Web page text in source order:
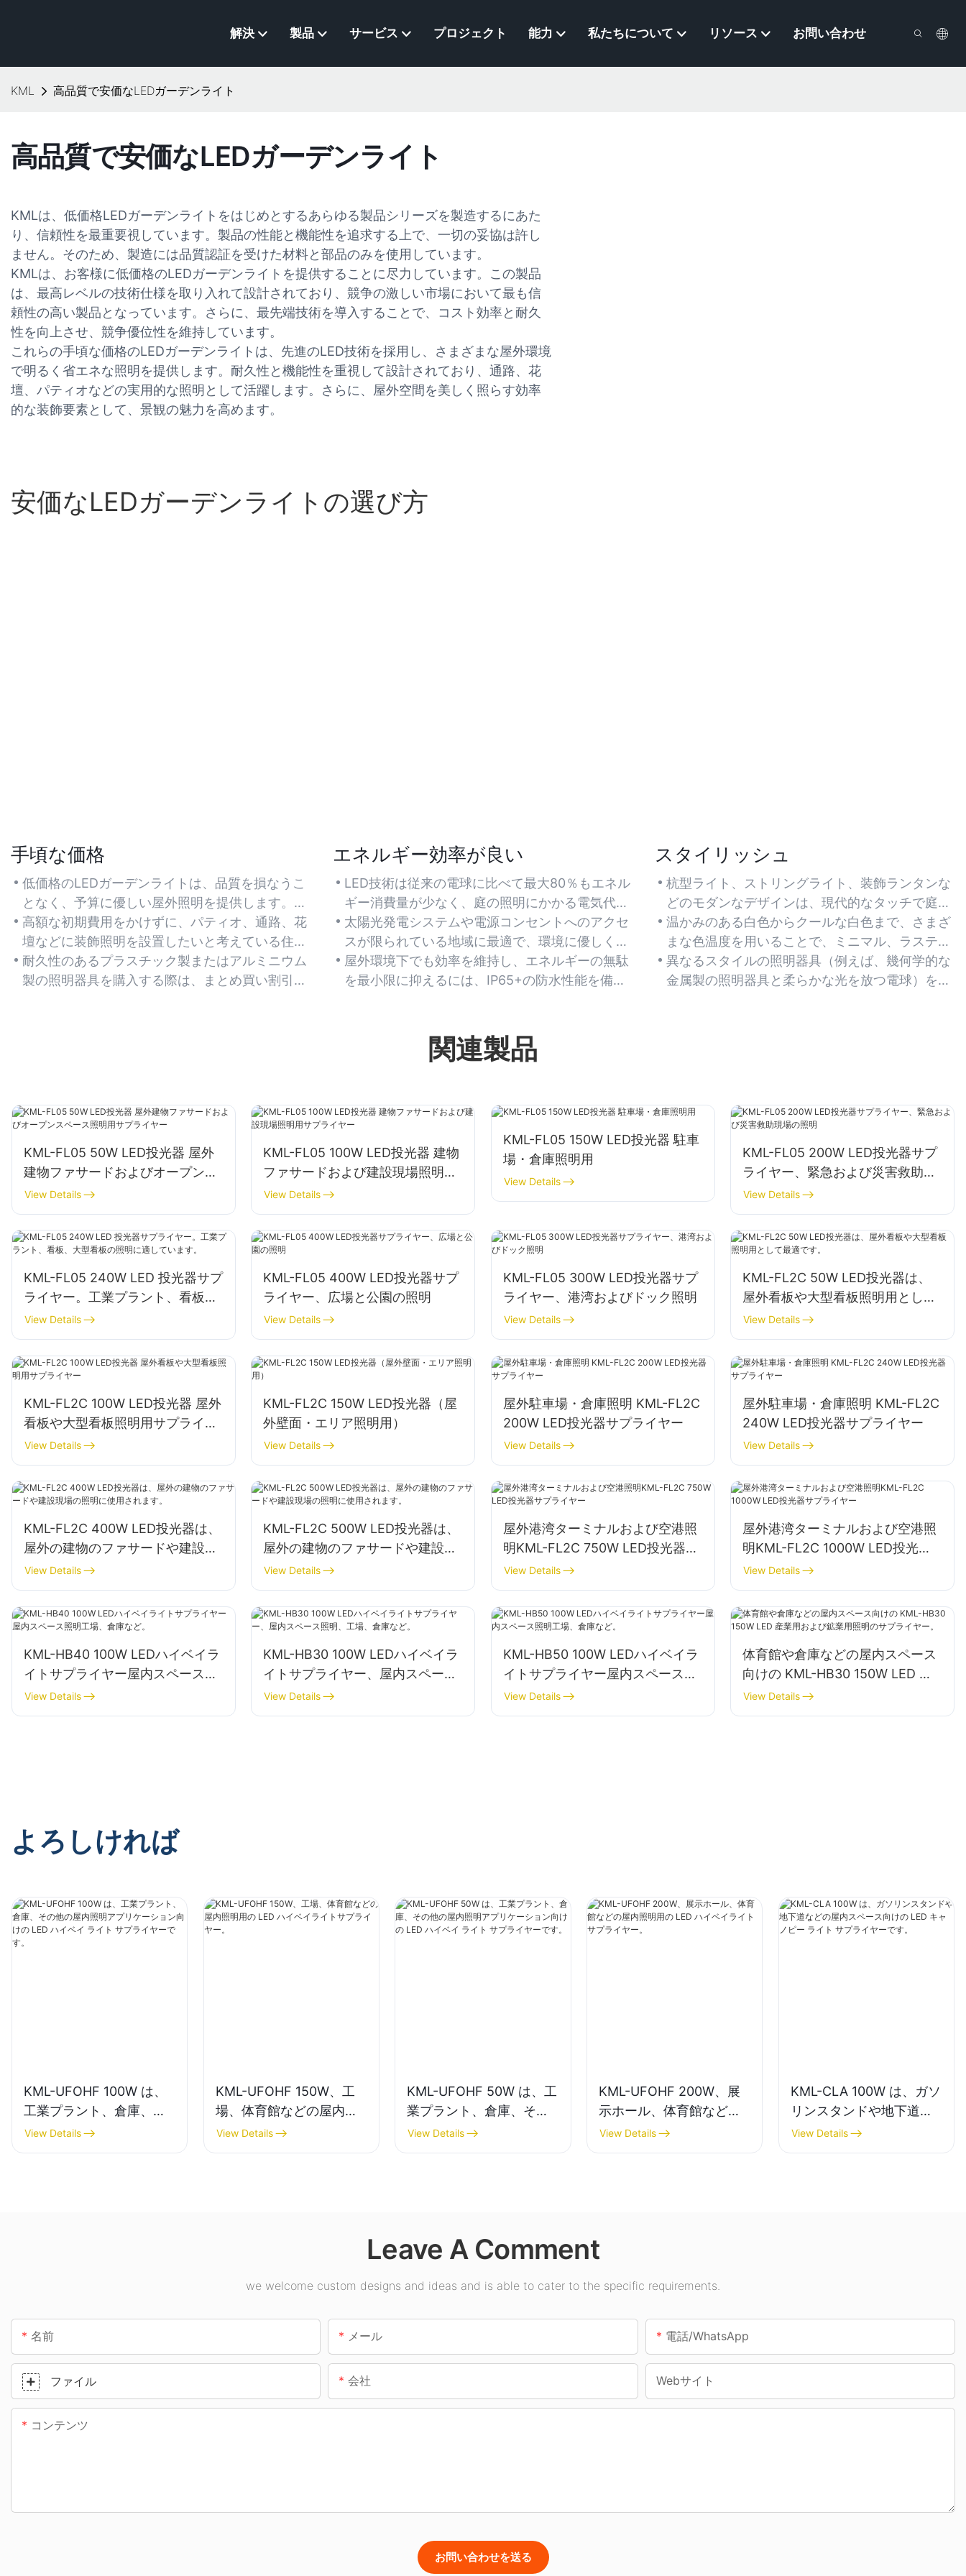
解決 製品 サービス プロジェクト 能力 私たちについて リソース お問い合わせ
KML 高品質で安価なLEDガーデンライト
高品質で安価なLEDガーデンライト
KMLは、低価格LEDガーデンライトをはじめとするあらゆる製品シリーズを製造するにあた
り、信頼性を最重要視しています。製品の性能と機能性を追求する上で、一切の妥協は許し
ません。そのため、製造には品質認証を受けた材料と部品のみを使用しています。
KMLは、お客様に低価格のLEDガーデンライトを提供することに尽力しています。この製品
は、最高レベルの技術仕様を取り入れて設計されており、競争の激しい市場において最も信
頼性の高い製品となっています。さらに、最先端技術を導入することで、コスト効率と耐久
性を向上させ、競争優位性を維持しています。
これらの手頃な価格のLEDガーデンライトは、先進のLED技術を採用し、さまざまな屋外環境
で明るく省エネな照明を提供します。耐久性と機能性を重視して設計されており、通路、花
壇、パティオなどの実用的な照明として活躍します。さらに、屋外空間を美しく照らす効率
的な装飾要素として、景観の魅力を高めます。
安価なLEDガーデンライトの選び方
手頃な価格
低価格のLEDガーデンライトは、品質を損なうこ
となく、予算に優しい屋外照明を提供します。コ
スト効率が重要な大規模な庭園に最適です。
高額な初期費用をかけずに、パティオ、通路、花
壇などに装飾照明を設置したいと考えている住宅
所有者に最適です。
耐久性のあるプラスチック製またはアルミニウム
製の照明器具を購入する際は、まとめ買い割引や
エネルギー効率が良い
LED技術は従来の電球に比べて最大80％もエネル
ギー消費量が少なく、庭の照明にかかる電気代を
削減できます。
太陽光発電システムや電源コンセントへのアクセ
スが限られている地域に最適で、環境に優しく低
コストな運用を実現します。
屋外環境下でも効率を維持し、エネルギーの無駄
を最小限に抑えるには、IP65+の防水性能を備え
スタイリッシュ
杭型ライト、ストリングライト、装飾ランタンな
どのモダンなデザインは、現代的なタッチで庭の
美観を高めます。
温かみのある白色からクールな白色まで、さまざ
まな色温度を用いることで、ミニマル、ラスティ
ック、またはトロピカルな雰囲気の庭園に心地よ
い雰囲気を作り出すのに最適です。
異なるスタイルの照明器具（例えば、幾何学的な
金属製の照明器具と柔らかな光を放つ電球）を組
関連製品
KML-FL05 50W LED投光器 屋外
建物ファサードおよびオープンス
ペース照明用サプライヤー
View Details
KML-FL05 100W LED投光器 建物
ファサードおよび建設現場照明用
サプライヤー
View Details
KML-FL05 150W LED投光器 駐車
場・倉庫照明用
View Details
KML-FL05 200W LED投光器サプ
ライヤー、緊急および災害救助現
場の照明
View Details
KML-FL05 240W LED 投光器サプ
ライヤー。工業プラント、看板、
大型看板の照明に適しています。
View Details
KML-FL05 400W LED投光器サプ
ライヤー、広場と公園の照明
View Details
KML-FL05 300W LED投光器サプ
ライヤー、港湾およびドック照明
View Details
KML-FL2C 50W LED投光器は、
屋外看板や大型看板照明用として
最適です。
View Details
KML-FL2C 100W LED投光器 屋外
看板や大型看板照明用サプライヤ
ー
View Details
KML-FL2C 150W LED投光器（屋
外壁面・エリア照明用）
View Details
屋外駐車場・倉庫照明 KML-FL2C
200W LED投光器サプライヤー
View Details
屋外駐車場・倉庫照明 KML-FL2C
240W LED投光器サプライヤー
View Details
KML-FL2C 400W LED投光器は、
屋外の建物のファサードや建設現
場の照明に使用されます。
View Details
KML-FL2C 500W LED投光器は、
屋外の建物のファサードや建設現
場の照明に使用されます。
View Details
屋外港湾ターミナルおよび空港照
明KML-FL2C 750W LED投光器サ
プライヤー
View Details
屋外港湾ターミナルおよび空港照
明KML-FL2C 1000W LED投光器
サプライヤー
View Details
KML-HB40 100W LEDハイベイラ
イトサプライヤー屋内スペース照
明工場、倉庫など。
View Details
KML-HB30 100W LEDハイベイラ
イトサプライヤー、屋内スペース
照明、工場、倉庫など。
View Details
KML-HB50 100W LEDハイベイラ
イトサプライヤー屋内スペース照
明工場、倉庫など。
View Details
体育館や倉庫などの屋内スペース
向けの KML-HB30 150W LED 産
業用および鉱業用照明のサプライ
ヤー。
View Details
よろしければ
KML-UFOHF 100W は、
工業プラント、倉庫、そ
の他の屋内照明アプリケ
ーション向けの LED ハイ
View Details
KML-UFOHF 150W、工
場、体育館などの屋内照
明用の LED ハイベイライ
トサプライヤー。
View Details
KML-UFOHF 50W は、工
業プラント、倉庫、その
他の屋内照明アプリケー
ション向けの LED ハイベ
View Details
KML-UFOHF 200W、展
示ホール、体育館などの
屋内照明用の LED ハイベ
イライトサプライヤー。
View Details
KML-CLA 100W は、ガソ
リンスタンドや地下道な
どの屋内スペース向けの
LED キャノピー ライト サ
View Details
Leave A Comment
we welcome custom designs and ideas and is able to cater to the specific requirements.
名前 メール 電話/WhatsApp
ファイル 会社 Webサイト
コンテンツ
お問い合わせを送る